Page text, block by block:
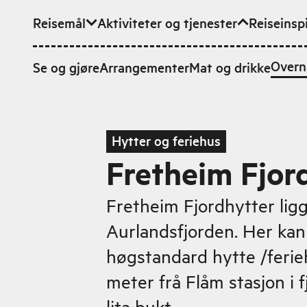
Hopp til hovedinnhold
Reisemål Aktiviteter og tjenester
Se og gjøreArrangementerMat og drikke
Hytter og feriehus
Fretheim
Fretheim Fjordhytter
Aurlandsfjorden. Her
høgstandard hytte /
meter frå Flåm stasjon i